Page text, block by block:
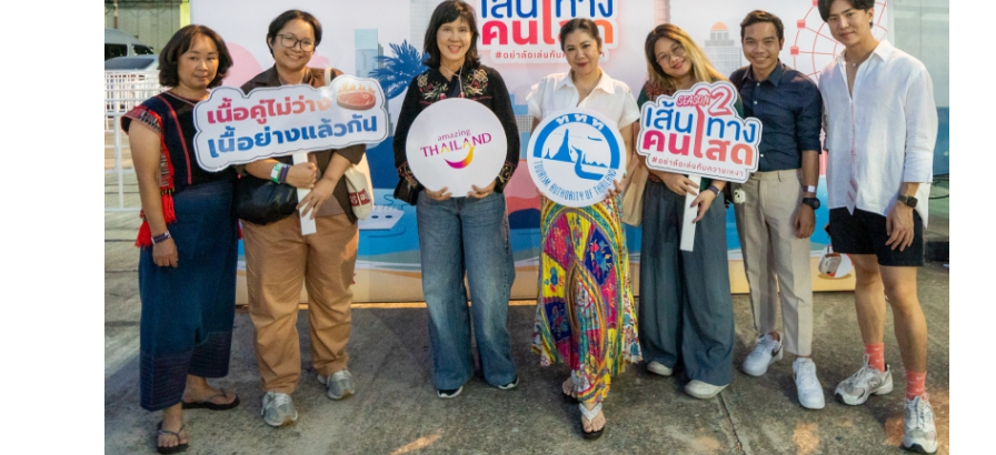
เปิดแล้ว “โรงแรมทริปเปิ้ลวาย”
แบรนด์โลคอล…
“สหพัฒน์แอดมิชชั่น” ครั้งที่ 22
จัดทัพติวเตอร์ระดับประเทศ
ม.รังสิตร่วมมือกับสมาคมกีฬาขี่
ม้าแห่งประเทศไทย …
R2M Power Girls ส่งสองนักแข่ง
สาว ตะลุย FIM ASIA CUP OF
ROAD RACING…
“เคี่ยนหงวน” แต่งตั้ง ซีบีอาร์อี
ประเทศไทย…